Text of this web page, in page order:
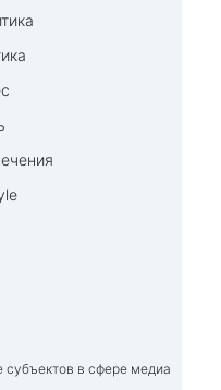
субъектов в сфере медиа